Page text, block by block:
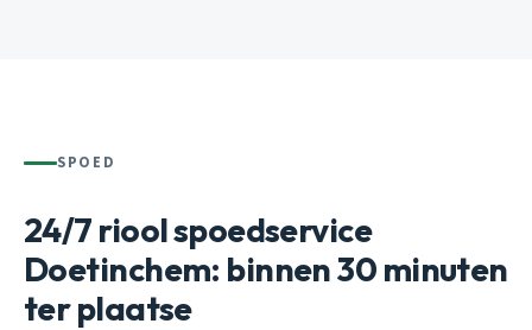
SPOED
24/7 riool spoedservice
Doetinchem: binnen 30 minuten
ter plaatse